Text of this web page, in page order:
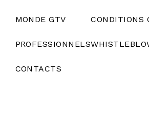
MONDE GTV
PROFESSIONNELS
CONTACTS
CONDITIONS